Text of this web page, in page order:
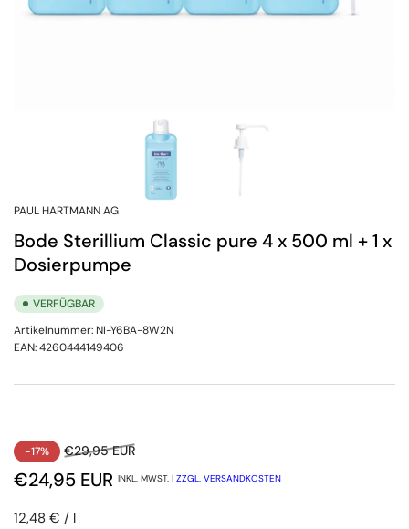
PAUL HARTMANN AG
Bode Sterillium Classic pure 4 x 500 ml + 1 x
Dosierpumpe
VERFÜGBAR
Artikelnummer: NI-Y6BA-8W2N
EAN:4260444149406
Normaler Preis
-17% €29,95 EURAusverkaufspreis
€24,95 EUR INKL. MWST. | ZZGL. VERSANDKOSTEN
Preis pro Einheit
12,48 € / pro
l